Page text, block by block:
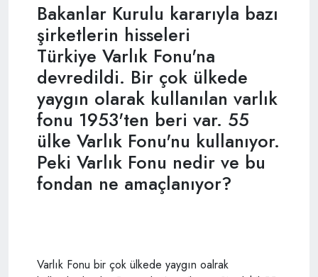
Bakanlar Kurulu kararıyla bazı
şirketlerin hisseleri
Türkiye Varlık Fonu'na
devredildi. Bir çok ülkede
yaygın olarak kullanılan varlık
fonu 1953'ten beri var. 55
ülke Varlık Fonu'nu kullanıyor.
Peki Varlık Fonu nedir ve bu
fondan ne amaçlanıyor?
Varlık Fonu bir çok ülkede yaygın oalrak